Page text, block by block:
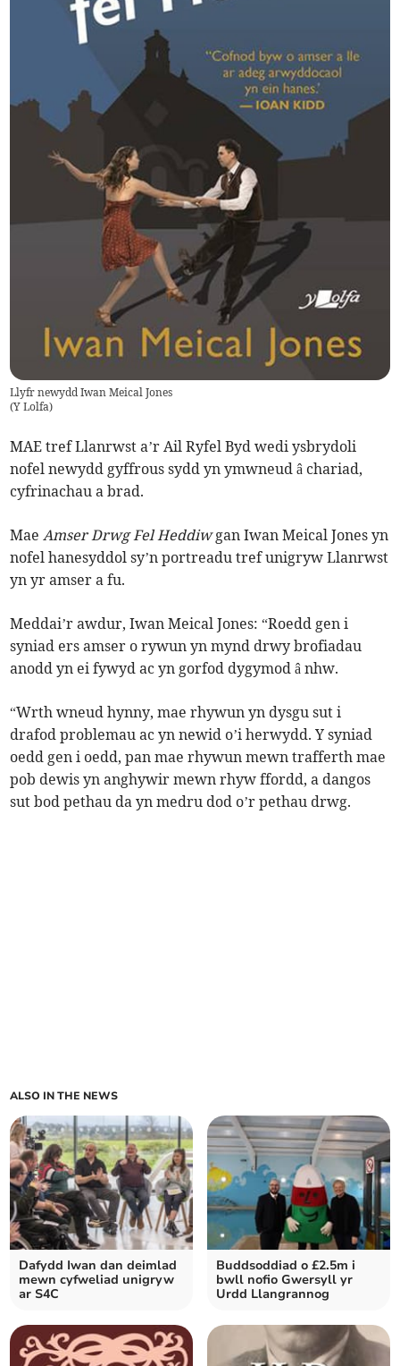
Llyfr newydd Iwan Meical Jones
(Y Lolfa)
MAE tref Llanrwst a’r Ail Ryfel Byd wedi ysbrydoli
nofel newydd gyffrous sydd yn ymwneud â chariad,
cyfrinachau a brad.
MaeAmser Drwg Fel Heddiwgan Iwan Meical Jones yn
nofel hanesyddol sy’n portreadu tref unigryw Llanrwst
yn yr amser a fu.
Meddai’r awdur, Iwan Meical Jones: “Roedd gen i
syniad ers amser o rywun yn mynd drwy brofiadau
anodd yn ei fywyd ac yn gorfod dygymod â nhw.
“Wrth wneud hynny, mae rhywun yn dysgu sut i
drafod problemau ac yn newid o’i herwydd. Y syniad
oedd gen i oedd, pan mae rhywun mewn trafferth mae
pob dewis yn anghywir mewn rhyw ffordd, a dangos
sut bod pethau da yn medru dod o’r pethau drwg.
ALSO IN THE NEWS
Dafydd Iwan dan deimlad
mewn cyfweliad unigryw
ar S4C
Buddsoddiad o £2.5m i
bwll nofio Gwersyll yr
Urdd Llangrannog